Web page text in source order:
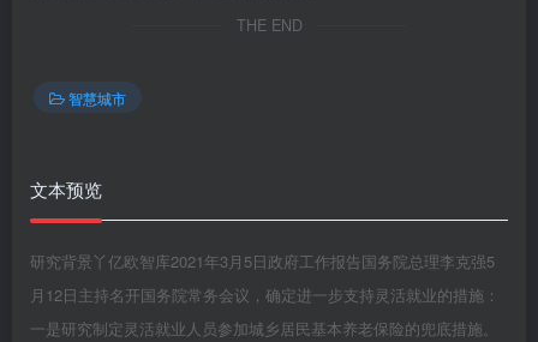
THE END
智慧城市
文本预览
研究背景丫亿欧智库2021年3月5日政府工作报告国务院总理李克强5
月12日主持名开国务院常务会议，确定进一步支持灵活就业的措施：
一是研究制定灵活就业人员参加城乡居民基本养老保险的兜底措施。